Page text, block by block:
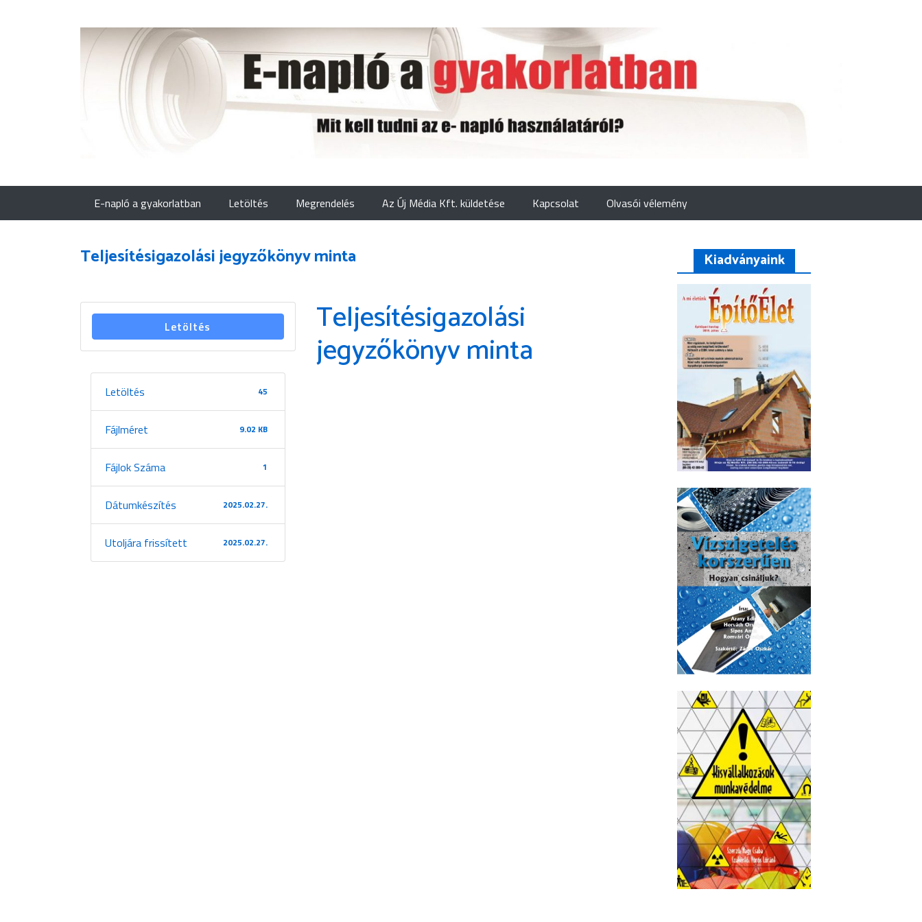
E-napló a gyakorlatban Letöltés Megrendelés Az Új Média Kft. küldetése Kapcsolat Olvasói vélemény
Teljesítésigazolási jegyzőkönyv minta
Letöltés
Letöltés 45
Fájlméret 9.02 KB
Fájlok Száma 1
Dátumkészítés 2025.02.27.
Utoljára frissített 2025.02.27.
Teljesítésigazolási
jegyzőkönyv minta
Kiadványaink